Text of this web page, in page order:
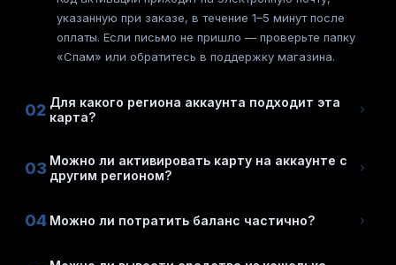
указанную при заказе, в течение 1–5 минут после
оплаты. Если письмо не пришло — проверьте папку
«Спам» или обратитесь в поддержку магазина.
02 Для какого региона аккаунта подходит эта
карта?
03 Можно ли активировать карту на аккаунте с
другим регионом?
04 Можно ли потратить баланс частично?